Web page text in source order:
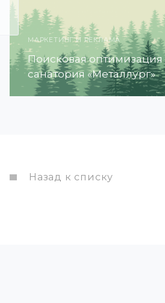
МАРКЕТИНГ И РЕКЛАМА
Поисковая оптимизация
санатория «Металлург»
Назад к списку